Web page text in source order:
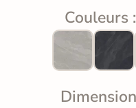
Couleurs